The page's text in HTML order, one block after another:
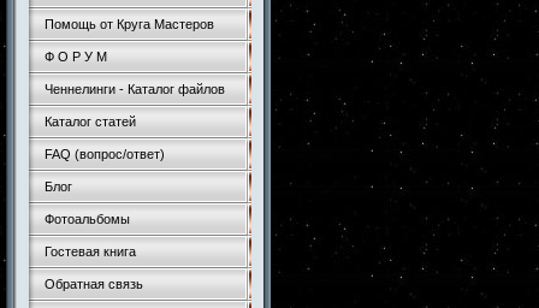
Помощь от Круга Мастеров
Ф О Р У М
Ченнелинги - Каталог файлов
Каталог статей
FAQ (вопрос/ответ)
Блог
Фотоальбомы
Гостевая книга
Обратная связь